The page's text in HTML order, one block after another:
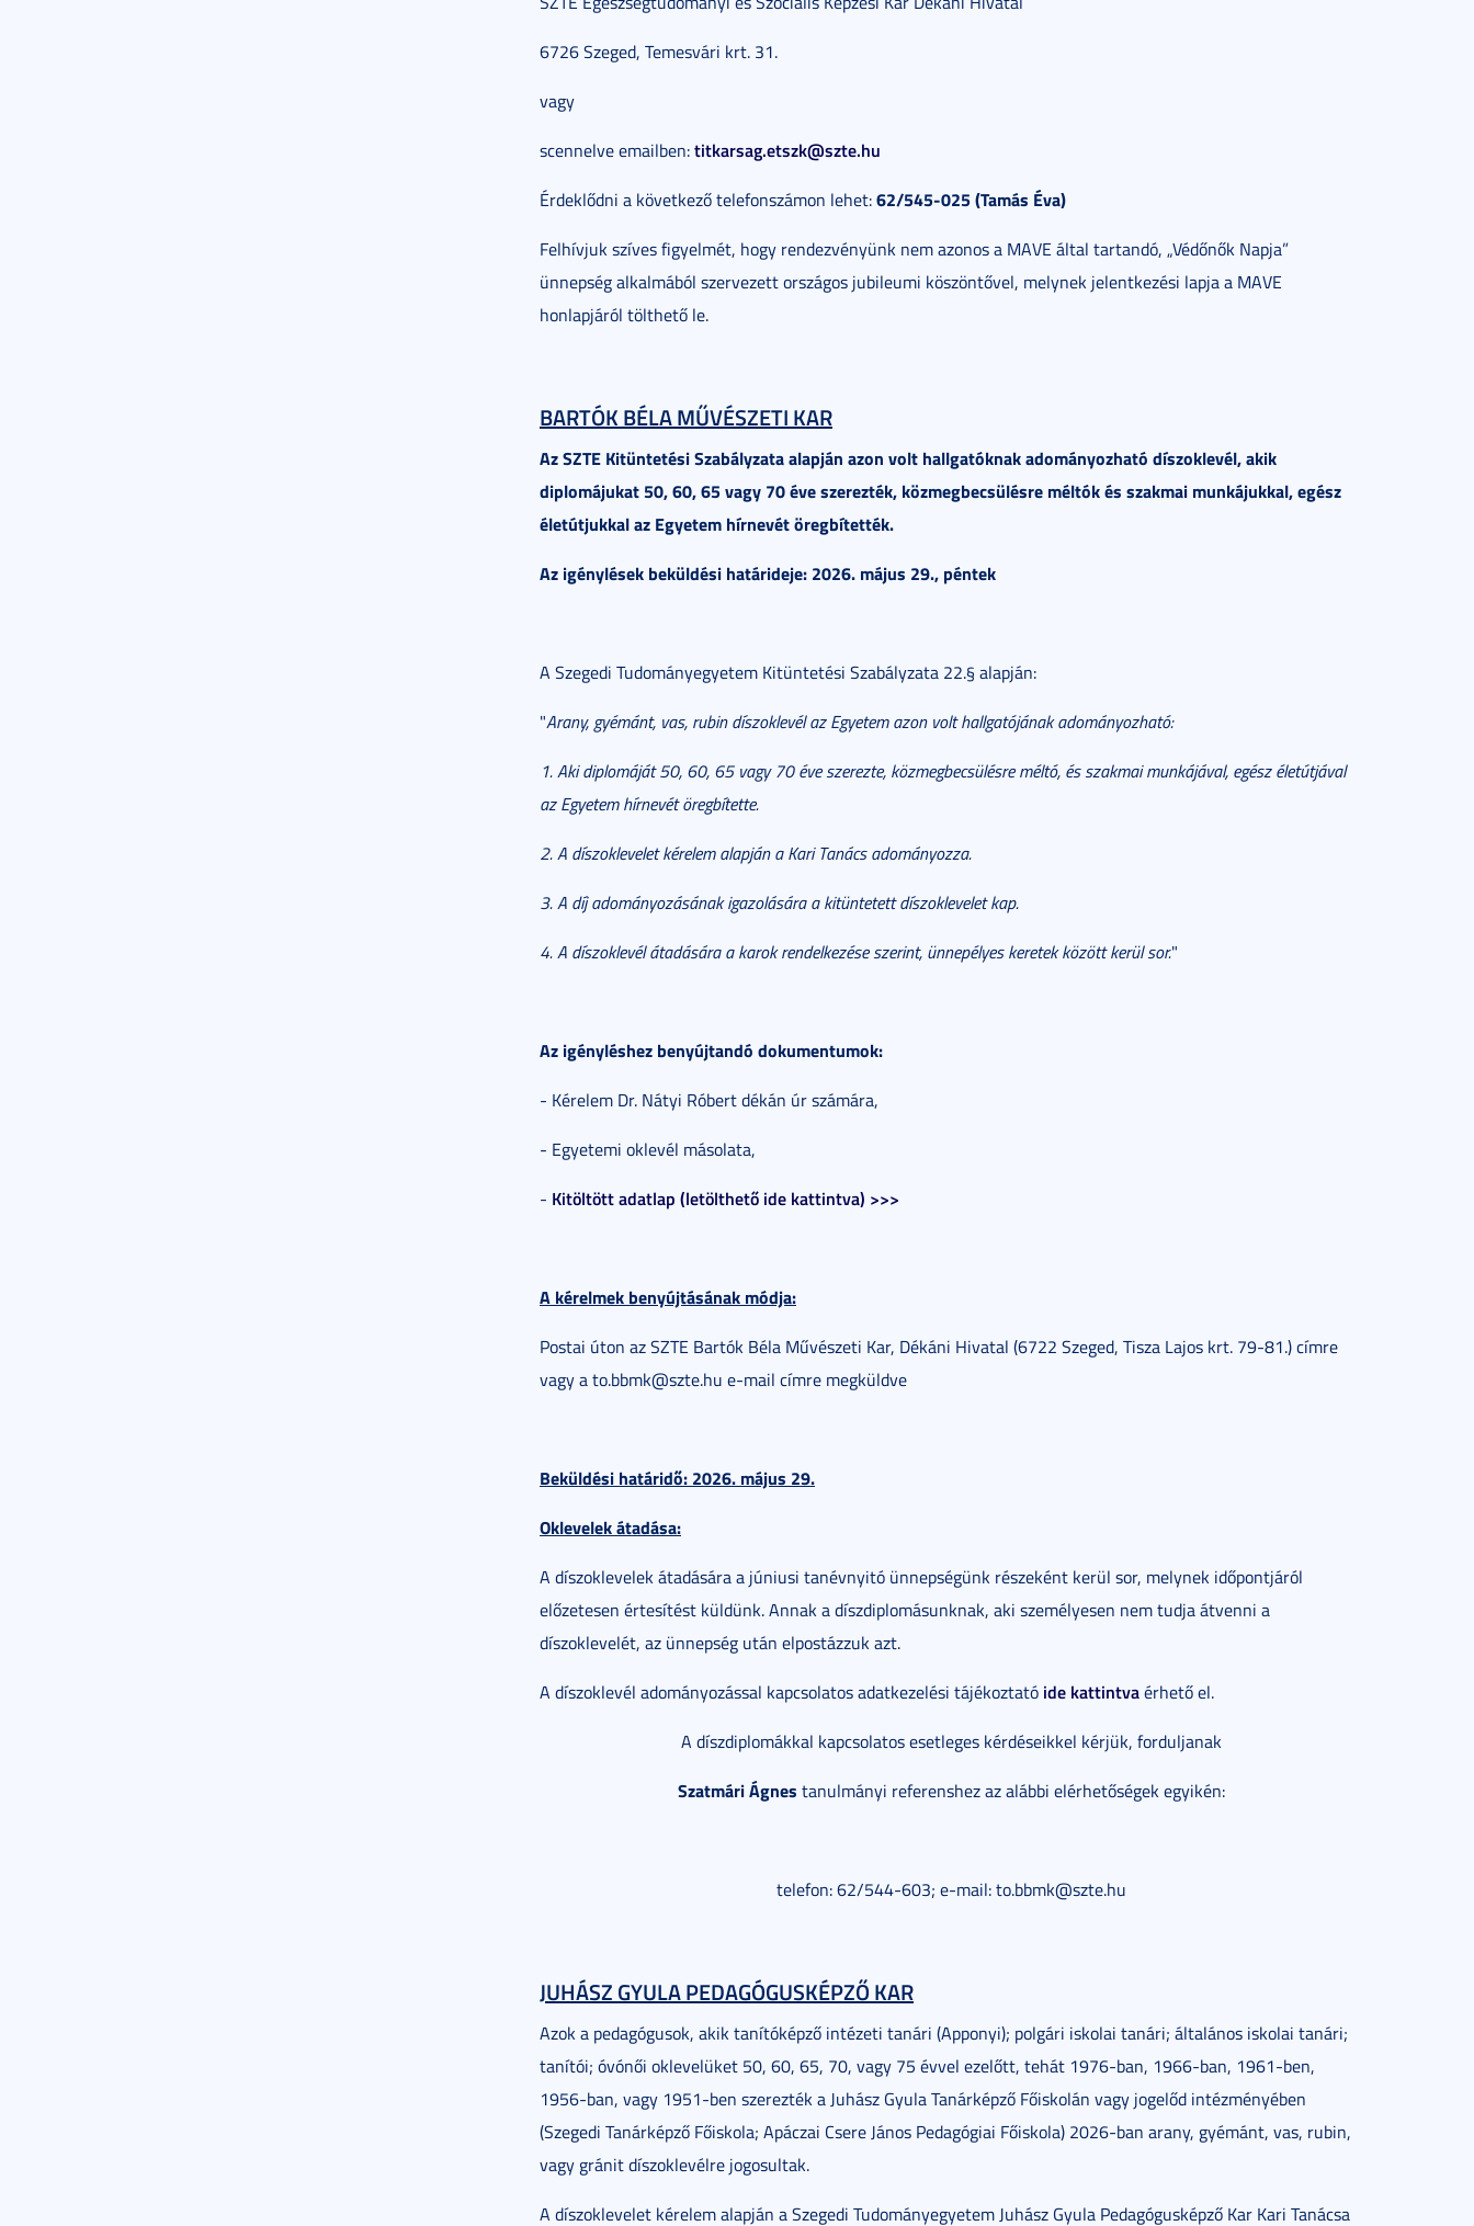
6726 Szeged, Temesvári krt. 31.
vagy
scennelve emailben:titkarsag.etszk@szte.hu
Érdeklődni a következő telefonszámon lehet:62/545-025 (Tamás Éva)
Felhívjuk szíves figyelmét, hogy rendezvényünk nem azonos a MAVE által tartandó, „Védőnők Napja”
ünnepség alkalmából szervezett országos jubileumi köszöntővel, melynek jelentkezési lapja a MAVE
honlapjáról tölthető le.
BARTÓK BÉLA MŰVÉSZETI KAR
Az SZTE Kitüntetési Szabályzata alapján azon volt hallgatóknak adományozható díszoklevél, akik
diplomájukat 50, 60, 65 vagy 70 éve szerezték, közmegbecsülésre méltók és szakmai munkájukkal, egész
életútjukkal az Egyetem hírnevét öregbítették.
Az igénylések beküldési határideje: 2026. május 29., péntek
A Szegedi Tudományegyetem Kitüntetési Szabályzata 22.§ alapján:
"Arany, gyémánt, vas, rubin díszoklevél az Egyetem azon volt hallgatójának adományozható:
1. Aki diplomáját 50, 60, 65 vagy 70 éve szerezte, közmegbecsülésre méltó, és szakmai munkájával, egész életútjával
az Egyetem hírnevét öregbítette.
2. A díszoklevelet kérelem alapján a Kari Tanács adományozza.
3. A díj adományozásának igazolására a kitüntetett díszoklevelet kap.
4. A díszoklevél átadására a karok rendelkezése szerint, ünnepélyes keretek között kerül sor."
Az igényléshez benyújtandó dokumentumok:
- Kérelem Dr. Nátyi Róbert dékán úr számára,
- Egyetemi oklevél másolata,
- Kitöltött adatlap (letölthető ide kattintva) >>>
A kérelmek benyújtásának módja:
Postai úton az SZTE Bartók Béla Művészeti Kar, Dékáni Hivatal (6722 Szeged, Tisza Lajos krt. 79-81.) címre
vagy a to.bbmk@szte.hu e-mail címre megküldve
Beküldési határidő: 2026. május 29.
Oklevelek átadása:
A díszoklevelek átadására a júniusi tanévnyitó ünnepségünk részeként kerül sor, melynek időpontjáról
előzetesen értesítést küldünk. Annak a díszdiplomásunknak, aki személyesen nem tudja átvenni a
díszoklevelét, az ünnepség után elpostázzuk azt.
A díszoklevél adományozással kapcsolatos adatkezelési tájékoztató ide kattintvaérhető el.
A díszdiplomákkal kapcsolatos esetleges kérdéseikkel kérjük, forduljanak
Szatmári Ágnes tanulmányi referenshez az alábbi elérhetőségek egyikén:
telefon: 62/544-603; e-mail: to.bbmk@szte.hu
JUHÁSZ GYULA PEDAGÓGUSKÉPZŐ KAR
Azok a pedagógusok, akik tanítóképző intézeti tanári (Apponyi); polgári iskolai tanári; általános iskolai tanári;
tanítói; óvónői oklevelüket 50, 60, 65, 70, vagy 75 évvel ezelőtt, tehát 1976-ban, 1966-ban, 1961-ben,
1956-ban, vagy 1951-ben szerezték a Juhász Gyula Tanárképző Főiskolán vagy jogelőd intézményében
(Szegedi Tanárképző Főiskola; Apáczai Csere János Pedagógiai Főiskola) 2026-ban arany, gyémánt, vas, rubin,
vagy gránit díszoklevélre jogosultak.
A díszoklevelet kérelem alapján a Szegedi Tudományegyetem Juhász Gyula Pedagógusképző Kar Kari Tanácsa